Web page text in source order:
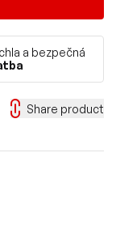
a bezpečná
Share product